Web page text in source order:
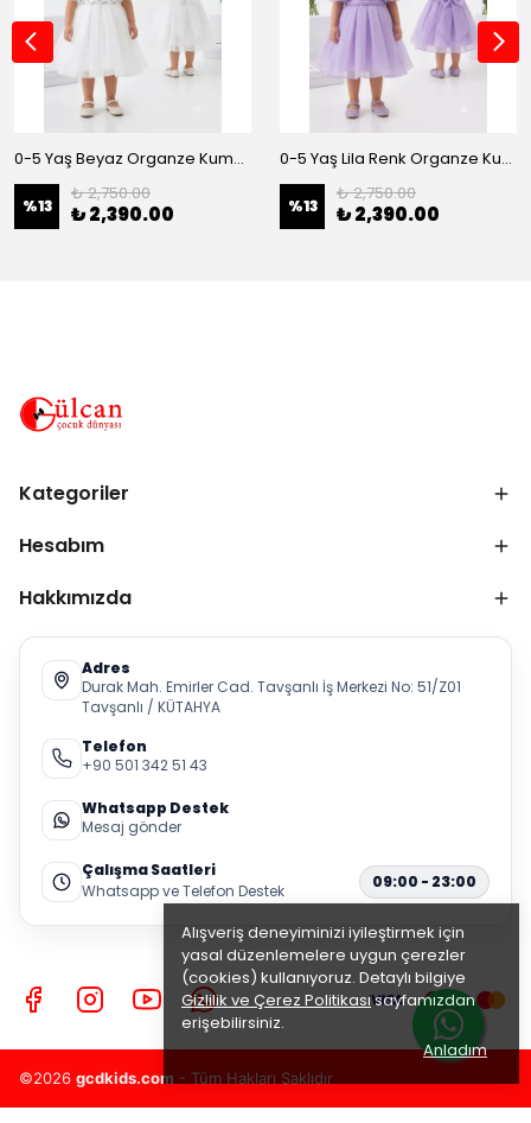
Alışveriş deneyiminizi iyileştirmek için
yasal düzenlemelere uygun çerezler
(cookies) kullanıyoruz. Detaylı bilgiye
Gizlilik ve Çerez Politikasısayfamızdan
erişebilirsiniz.
Anladım
0-5 Yaş Beyaz Organze Kumaş Bel İnci Kemerli Midi Boy Arkası Lastikli Abiye
%13
₺ 2,750.00
₺ 2,390.00
0-5 Yaş Lila Renk Organze Kumaş Bel İnci Kemerli Midi Boy Arkası Lastikli Abiye
%13
₺ 2,750.00
₺ 2,390.00
Kategoriler
Hesabım
Hakkımızda
Adres
Durak Mah. Emirler Cad. Tavşanlı İş Merkezi No: 51/Z01
Tavşanlı / KÜTAHYA
Telefon
+90 501 342 51 43
Whatsapp Destek
Mesaj gönder
Çalışma Saatleri
Whatsapp ve Telefon Destek
09:00 - 23:00
©2026 gcdkids.com - Tüm Hakları Saklıdır